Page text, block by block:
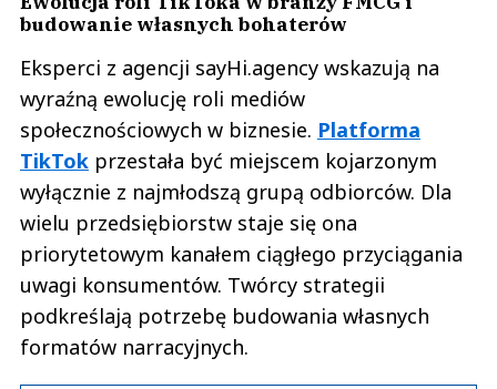
budowanie własnych bohaterów
Eksperci z agencji sayHi.agency wskazują na
wyraźną ewolucję roli mediów
społecznościowych w biznesie. Platforma
TikTok przestała być miejscem kojarzonym
wyłącznie z najmłodszą grupą odbiorców. Dla
wielu przedsiębiorstw staje się ona
priorytetowym kanałem ciągłego przyciągania
uwagi konsumentów. Twórcy strategii
podkreślają potrzebę budowania własnych
formatów narracyjnych.